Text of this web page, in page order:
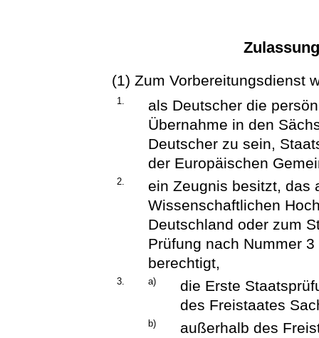
(1) Zum Vorbereitungsdienst
1.
als Deutscher die
Übernahme in den
Deutscher zu sein,
der Europäischen
2.
ein Zeugnis besitzt, das
Wissenschaftlichen
Deutschland oder zum
Prüfung nach Nummer
berechtigt,
3. a)
die Erste
des Freistaates
b)
außerhalb des